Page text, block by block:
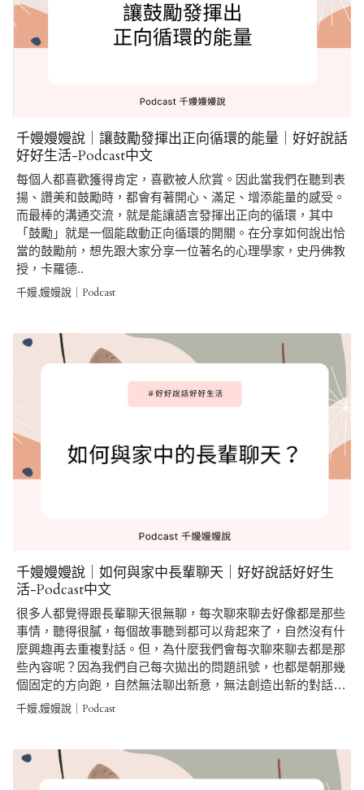
千嫚嫚嫚說｜讓鼓勵發揮出正向循環的能量｜好好說話
好好生活-Podcast中文
每個人都喜歡獲得肯定，喜歡被人欣賞。因此當我們在聽到表
揚、讚美和鼓勵時，都會有著開心、滿足、增添能量的感受。
而最棒的溝通交流，就是能讓語言發揮出正向的循環，其中
「鼓勵」就是一個能啟動正向循環的開關。在分享如何說出恰
當的鼓勵前，想先跟大家分享一位著名的心理學家，史丹佛教
授，卡羅德..
千嫚,嫚嫚說｜Podcast
千嫚嫚嫚說｜如何與家中長輩聊天｜好好說話好好生
活-Podcast中文
很多人都覺得跟長輩聊天很無聊，每次聊來聊去好像都是那些
事情，聽得很膩，每個故事聽到都可以背起來了，自然沒有什
麼興趣再去重複對話。但，為什麼我們會每次聊來聊去都是那
些內容呢？因為我們自己每次拋出的問題訊號，也都是朝那幾
個固定的方向跑，自然無法聊出新意，無法創造出新的對話…
千嫚,嫚嫚說｜Podcast